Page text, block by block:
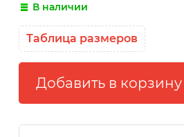
В наличии
Таблица размеров